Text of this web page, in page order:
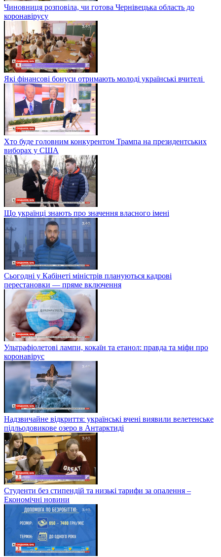
Чиновниця розповіла, чи готова Чернівецька область до
коронавірусу
Які фінансові бонуси отримають молоді українські вчителі
Хто буде головним конкурентом Трампа на президентських
виборах у США
Що українці знають про значення власного імені
Сьогодні у Кабінеті міністрів плануються кадрові
перестановки — пряме включення
Ультрафіолетові лампи, кокаїн та етанол: правда та міфи про
коронавірус
Надзвичайне відкриття: українські вчені виявили велетенське
підльодовикове озеро в Антарктиді
Студенти без стипендій та низькі тарифи за опалення –
Економічні новини